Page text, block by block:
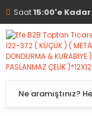
Saat15:00'e Kadar